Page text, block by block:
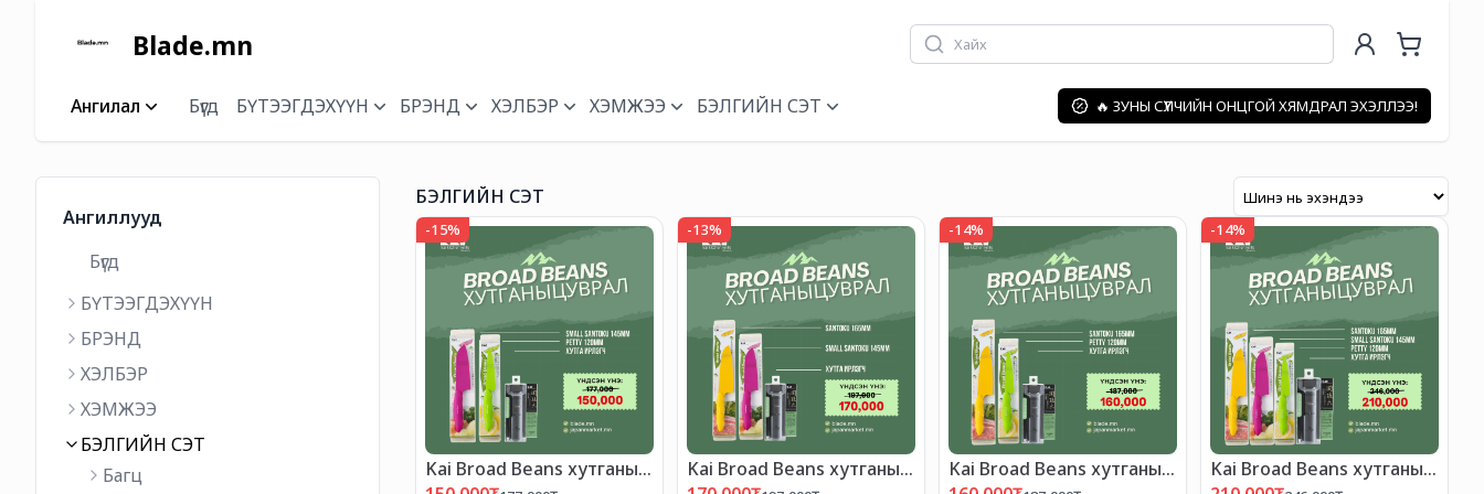
Blade.mn
Ангилал Бүгд БҮТЭЭГДЭХҮҮН БРЭНД ХЭЛБЭР ХЭМЖЭЭ БЭЛГИЙН СЭТ 🔥 ЗУНЫ СҮҮЛЧИЙН ОНЦГОЙ ХЯМДРАЛ ЭХЭЛЛЭЭ!
Ангиллууд
Бүгд
БҮТЭЭГДЭХҮҮН
БРЭНД
ХЭЛБЭР
ХЭМЖЭЭ
БЭЛГИЙН СЭТ
Багц
БЭЛГИЙН СЭТ
-15%
Kai Broad Beans хутганы
-13%
Kai Broad Beans хутганы
-14%
Kai Broad Beans хутганы
-14%
Kai Broad Beans хутганы